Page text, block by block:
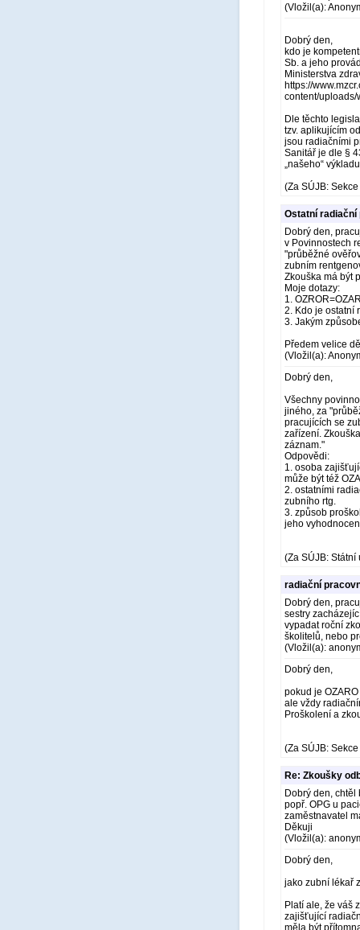
(Vložil(a):
Dobrý den,
kdo je
Sb. a jeho
Ministerstva
https://
content/
Dle těchto
tzv. aplikujícím
jsou radiačními
Sanitář je dle §
„našeho“
(Za SÚJB:
Ostatní
Dobrý den,
v Povinnostech
"průběžné
zubním
Zkouška má být
Moje dotazy:
1.
2. Kdo je ostatní
3. Jakým
Předem velice
(Vložil(a):
Dobrý den,
Všechny
jiného, za
pracujících se
zařízení.
záznam."
Odpovědi:
1. osoba
může být též
2. ostatními
zubního rtg.
3. způsob
jeho
(Za SÚJB:
radiační
Dobrý den,
sestry
vypadat roční
školitelů, nebo
(Vložil(a):
Dobrý den,
pokud je
ale vždy
Proškolení a
(Za SÚJB:
Re: Zkoušky
Dobrý den,
popř. OPG u
zaměstnavatel
Děkuji
(Vložil(a):
Dobrý den,
jako zubní lékař
Platí ale, že váš
zajišťující
měla být